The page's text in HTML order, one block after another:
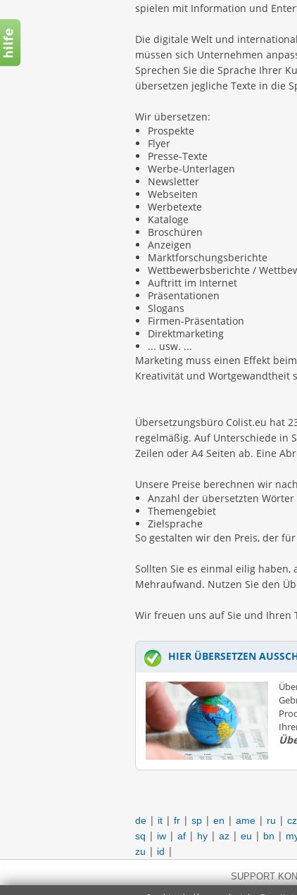
spielen mit Information und
Die digitale Welt und
müssen sich Unternehmen
Sprechen Sie die Sprache Ihrer
übersetzen jegliche Texte in die
Wir übersetzen:
Prospekte
Flyer
Presse-Texte
Werbe-Unterlagen
Newsletter
Webseiten
Werbetexte
Kataloge
Broschüren
Anzeigen
Marktforschungsberichte
Wettbewerbsberichte /
Auftritt im Internet
Präsentationen
Slogans
Firmen-Präsentation
Direktmarketing
... usw. ...
Marketing muss einen Effekt
Kreativität und Wortgewandtheit
Übersetzungsbüro Colist.eu hat
regelmäßig. Auf Unterschiede in
Zeilen oder A4 Seiten ab. Eine
Unsere Preise berechnen wir
Anzahl der übersetzten Wörter
Themengebiet
Zielsprache
So gestalten wir den Preis, der für
Sollten Sie es einmal eilig
Mehraufwand. Nutzen Sie den
Wir freuen uns auf Sie und Ihren
HIER ÜBERSETZEN
de | it | fr | sp | en | ame | ru | cz
sq | iw | af | hy | az | eu | bn |
zu | id |
SUPPORT